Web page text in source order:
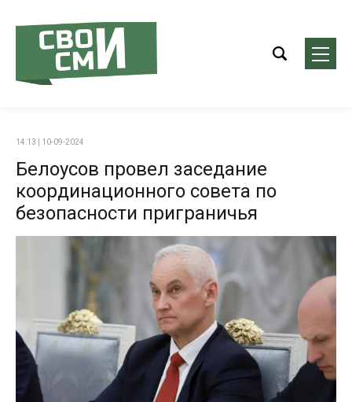
14:13 | 10-09-2024
Белоусов провел заседание
координационного совета по
безопасности приграничья